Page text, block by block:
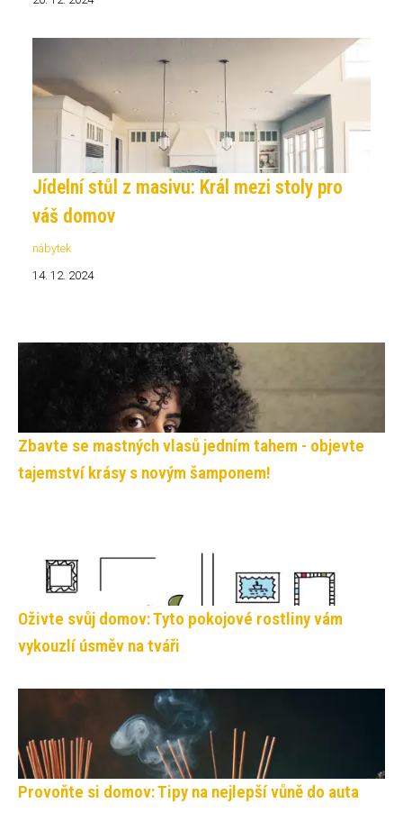
Jídelní stůl z masivu: Král mezi stoly pro
váš domov
nábytek
14. 12. 2024
Zbavte se mastných vlasů jedním tahem - objevte
tajemství krásy s novým šamponem!
Oživte svůj domov: Tyto pokojové rostliny vám
vykouzlí úsměv na tváři
Provoňte si domov: Tipy na nejlepší vůně do auta